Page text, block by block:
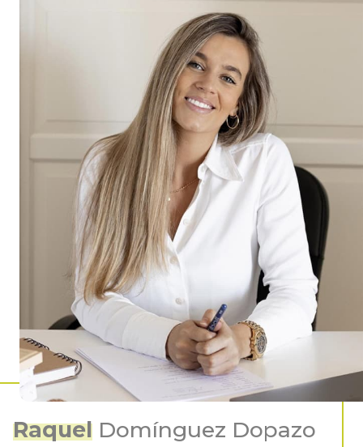
Raquel Domínguez Dopazo